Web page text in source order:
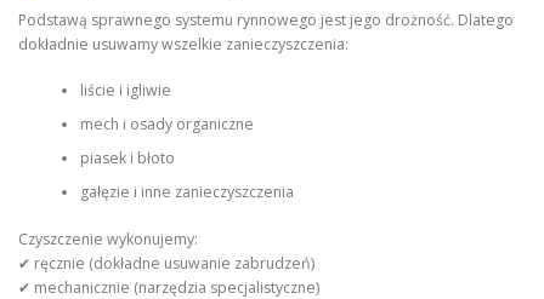
Podstawą sprawnego systemu rynnowego jest jego drożność. Dlatego
dokładnie usuwamy wszelkie zanieczyszczenia:
liście i igliwie
mech i osady organiczne
piasek i błoto
gałęzie i inne zanieczyszczenia
Czyszczenie wykonujemy:
✔ ręcznie (dokładne usuwanie zabrudzeń)
✔ mechanicznie (narzędzia specjalistyczne)